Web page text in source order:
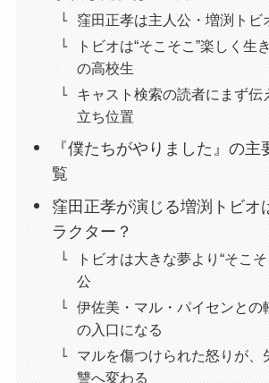
窪田正孝は主人公・増渕トビ
トビオは“そこそこ”楽しく生
の高校生
キャスト検索の読者にまず伝
立ち位置
『僕たちがやりました』の主
覧
窪田正孝が演じる増渕トビオ
ラクター？
トビオは大きな夢より“そこ
公
伊佐美・マル・パイセンとの
の入口になる
マルを傷つけられた怒りが、
讐へ変わる